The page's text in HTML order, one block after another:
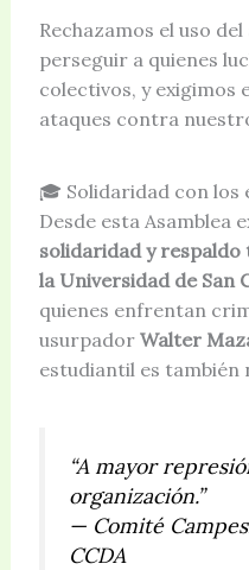
Rechazamos el uso
perseguir a quienes
colectivos, y exigimos
ataques contra
🎓 Solidaridad con los
Desde esta Asamblea
solidaridad y
la Universidad de San
quienes enfrentan
usurpador Walter
estudiantil es también
“A mayor
organización.”
— Comité
CCDA